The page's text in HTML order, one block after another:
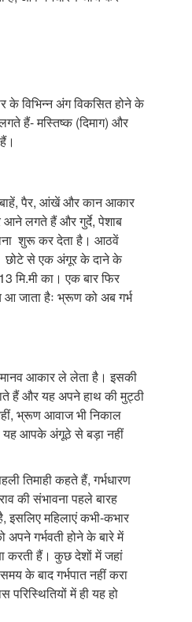
विभिन्न अंग विकसित होने के
हैं- मस्तिष्क (दिमाग) और
पैर, आंखें और कान आकार
लगते हैं और गुर्दे, पेशाब
शुरू कर देता है। आठवें
से एक अंगूर के दाने के
मि.मी का। एक बार फिर
जाता हैः भ्रूण को अब गर्भ
आकार ले लेता है। इसकी
हैं और यह अपने हाथ की मुट्ठी
भ्रूण आवाज भी निकाल
यह आपके अंगूठे से बड़ा नहीं
तिमाही कहते हैं, गर्भधारण
की संभावना पहले बारह
इसलिए महिलाएं कभी-कभार
गर्भवती होने के बारे में
करती हैं। कुछ देशों में जहां
के बाद गर्भपात नहीं करा
में ही यह हो